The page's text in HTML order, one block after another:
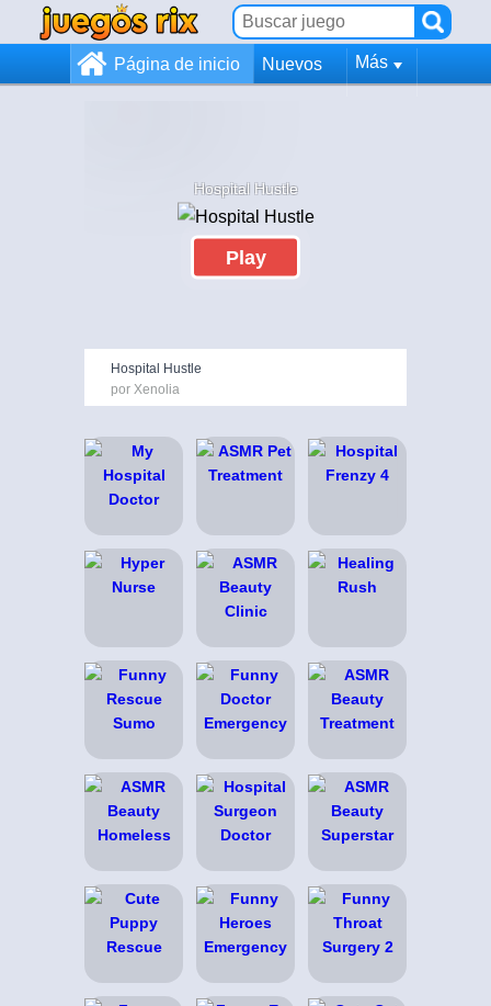
Página de inicio Nuevos Más
Hospital Hustle
Play
Hospital Hustle
por Xenolia